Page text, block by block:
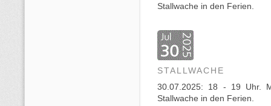
Stallwache in den Ferien.
STALLWACHE
30.07.2025: 18 - 19 Uhr.
Stallwache in den Ferien.